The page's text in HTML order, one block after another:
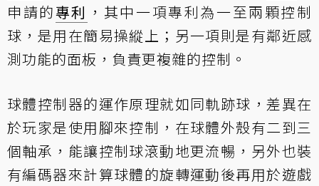
申請的專利 ，其中一項專利為一至兩顆控制
球，是用在簡易操縱上；另一項則是有鄰近感
測功能的面板，負責更複雜的控制。
球體控制器的運作原理就如同軌跡球，差異在
於玩家是使用腳來控制，在球體外殼有二到三
個軸承，能讓控制球滾動地更流暢，另外也裝
有編碼器來計算球體的旋轉運動後再用於遊戲